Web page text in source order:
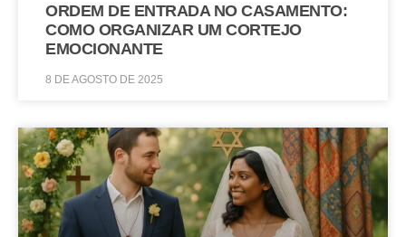
ORDEM DE ENTRADA NO CASAMENTO:
COMO ORGANIZAR UM CORTEJO
EMOCIONANTE
8 DE AGOSTO DE 2025